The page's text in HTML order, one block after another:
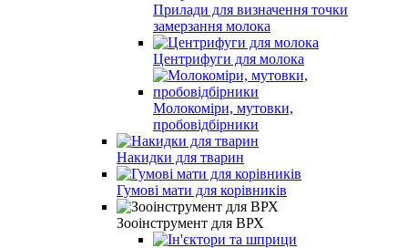
Прилади для визначення точки
замерзання молока
Центрифуги для молока
Молокоміри, мутовки,
пробовідбірники
Накидки для тварин
Гумові мати для корівників
Зооінструмент для ВРХ